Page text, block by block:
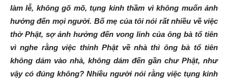
làm lễ, không gõ mõ, tụng kinh thầm vì không muốn ảnh
hưởng đến mọi người. Bố mẹ của tôi nói rất nhiều về việc
thờ Phật, sợ ảnh hưởng đến vong linh của ông bà tổ tiên
vì nghe rằng việc thỉnh Phật về nhà thì ông bà tổ tiên
không dám vào nhà, không dám đến gần chư Phật, như
vậy có đúng không? Nhiều người nói rằng việc tụng kinh